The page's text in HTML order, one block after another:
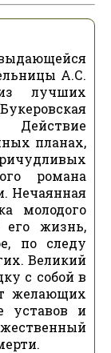
А.С.
лучших
планах,
романа
Нечаянная
молодого
его жизнь,
по следу
Великий
с собой в
желающих
уставов и